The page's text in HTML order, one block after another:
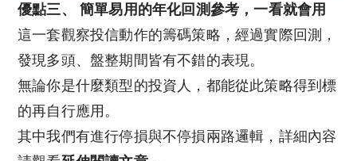
優點三、 簡單易用的年化回測參考，一看就會用
這一套觀察投信動作的籌碼策略，經過實際回測，
發現多頭、盤整期間皆有不錯的表現。
無論你是什麼類型的投資人，都能從此策略得到標
的再自行應用。
其中我們有進行停損與不停損兩路邏輯，詳細內容